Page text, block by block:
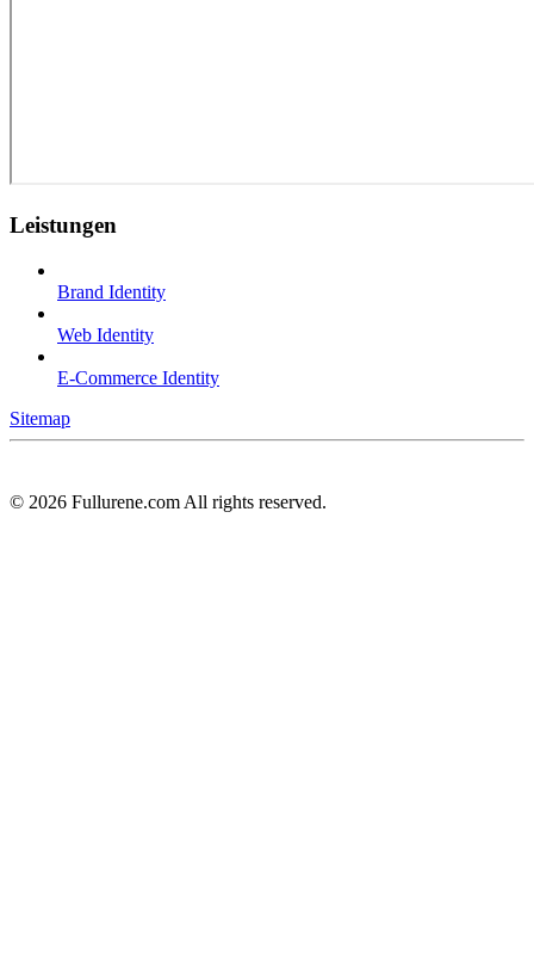
Leistungen
Brand Identity
Web Identity
E-Commerce Identity
Sitemap
© 2026 Fullurene.com All rights reserved.